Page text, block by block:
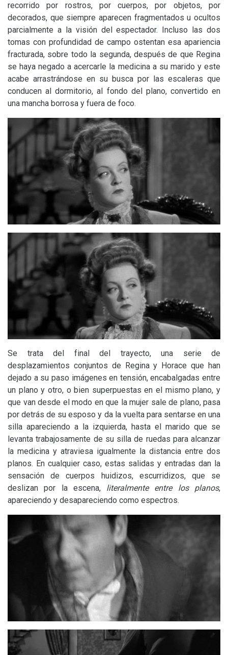
recorrido por rostros, por cuerpos, por objetos, por
decorados, que siempre aparecen fragmentados u ocultos
parcialmente a la visión del espectador. Incluso las dos
tomas con profundidad de campo ostentan esa apariencia
fracturada, sobre todo la segunda, después de que Regina
se haya negado a acercarle la medicina a su marido y este
acabe arrastrándose en su busca por las escaleras que
conducen al dormitorio, al fondo del plano, convertido en
una mancha borrosa y fuera de foco.
Se trata del final del trayecto, una serie de
desplazamientos conjuntos de Regina y Horace que han
dejado a su paso imágenes en tensión, encabalgadas entre
un plano y otro, o bien superpuestas en el mismo plano, y
que van desde el modo en que la mujer sale de plano, pasa
por detrás de su esposo y da la vuelta para sentarse en una
silla apareciendo a la izquierda, hasta el marido que se
levanta trabajosamente de su silla de ruedas para alcanzar
la medicina y atraviesa igualmente la distancia entre dos
planos. En cualquier caso, estas salidas y entradas dan la
sensación de cuerpos huidizos, escurridizos, que se
deslizan por la escena, literalmente entre los planos,
apareciendo y desapareciendo como espectros.